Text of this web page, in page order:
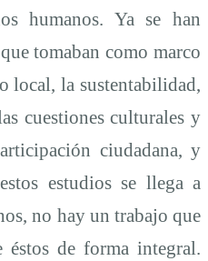
humanos. Ya se han
tomaban como marco
local, la sustentabilidad,
cuestiones culturales y
ciudadana, y
estudios se llega a
no hay un trabajo que
éstos de forma integral.